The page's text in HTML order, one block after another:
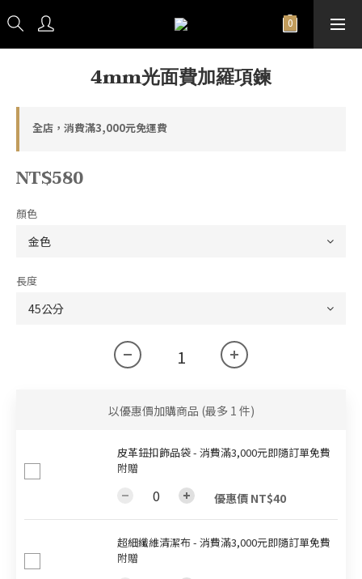
4mm光面費加羅項鍊
全店，消費滿3,000元免運費
NT$580
顏色
長度
以優惠價加購商品 (最多 1 件)
皮革鈕扣飾品袋 - 消費滿3,000元即隨訂單免費
附贈
優惠價 NT$40
超細纖維清潔布 - 消費滿3,000元即隨訂單免費
附贈